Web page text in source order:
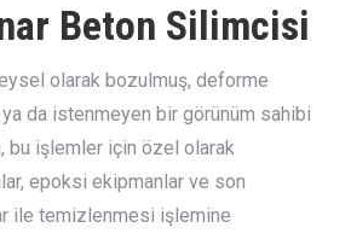
Beton Silimcisi
olarak bozulmuş, deforme
ya da istenmeyen bir görünüm sahibi
bu işlemler için özel olarak
epoksi ekipmanlar ve son
ile temizlenmesi işlemine